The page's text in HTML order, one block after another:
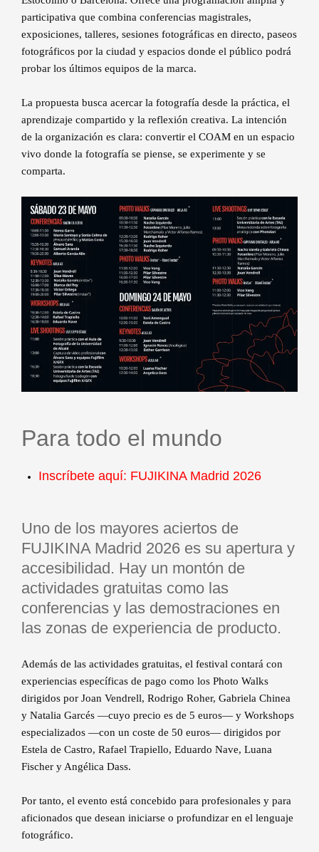
participativa que combina conferencias magistrales,
exposiciones, talleres, sesiones fotográficas en directo, paseos
fotográficos por la ciudad y espacios donde el público podrá
probar los últimos equipos de la marca.
La propuesta busca acercar la fotografía desde la práctica, el
aprendizaje compartido y la reflexión creativa. La intención
de la organización es clara: convertir el COAM en un espacio
vivo donde la fotografía se piense, se experimente y se
comparta.
Para todo el mundo
Inscríbete aquí: FUJIKINA Madrid 2026
Uno de los mayores aciertos de
FUJIKINA Madrid 2026 es su apertura y
accesibilidad. Hay un montón de
actividades gratuitas como las
conferencias y las demostraciones en
las zonas de experiencia de producto.
Además de las actividades gratuitas, el festival contará con
experiencias específicas de pago como los Photo Walks
dirigidos por Joan Vendrell, Rodrigo Roher, Gabriela Chinea
y Natalia Garcés —cuyo precio es de 5 euros— y Workshops
especializados —con un coste de 50 euros— dirigidos por
Estela de Castro, Rafael Trapiello, Eduardo Nave, Luana
Fischer y Angélica Dass.
Por tanto, el evento está concebido para profesionales y para
aficionados que desean iniciarse o profundizar en el lenguaje
fotográfico.